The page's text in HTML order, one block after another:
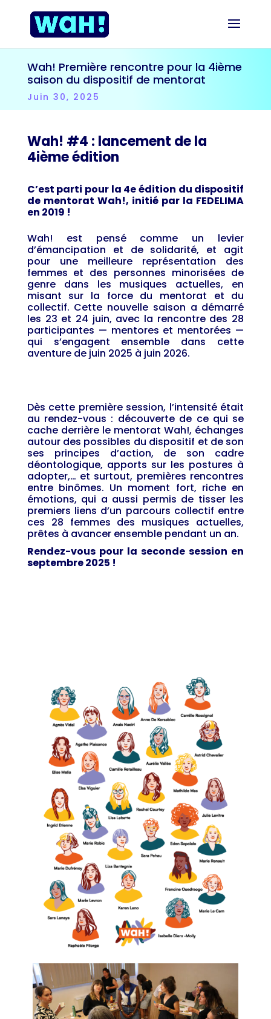
Wah! Première rencontre pour la 4ième
saison du dispositif de mentorat
Juin 30, 2025
Wah! #4 : lancement de la
4ième édition
C’est parti pour la 4e édition du dispositif
de mentorat Wah!, initié par la FEDELIMA
en 2019 !
Wah! est pensé comme un levier
d’émancipation et de solidarité, et agit
pour une meilleure représentation des
femmes et des personnes minorisées de
genre dans les musiques actuelles, en
misant sur la force du mentorat et du
collectif. Cette nouvelle saison a démarré
les 23 et 24 juin, avec la rencontre des 28
participantes — mentores et mentorées —
qui s’engagent ensemble dans cette
aventure de juin 2025 à juin 2026.
Dès cette première session, l’intensité était
au rendez-vous : découverte de ce qui se
cache derrière le mentorat Wah!, échanges
autour des possibles du dispositif et de son
ses principes d’action, de son cadre
déontologique, apports sur les postures à
adopter,… et surtout, premières rencontres
entre binômes. Un moment fort, riche en
émotions, qui a aussi permis de tisser les
premiers liens d’un parcours collectif entre
ces 28 femmes des musiques actuelles,
prêtes à avancer ensemble pendant un an.
Rendez-vous pour la seconde session en
septembre 2025 !